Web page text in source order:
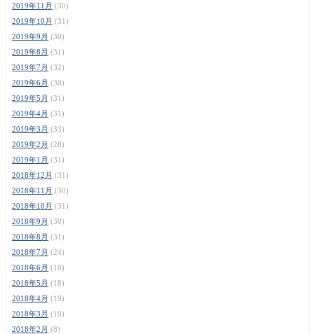
2019年11月 (30)
2019年10月 (31)
2019年9月 (30)
2019年8月 (31)
2019年7月 (32)
2019年6月 (30)
2019年5月 (31)
2019年4月 (31)
2019年3月 (33)
2019年2月 (28)
2019年1月 (31)
2018年12月 (31)
2018年11月 (30)
2018年10月 (31)
2018年9月 (30)
2018年8月 (31)
2018年7月 (24)
2018年6月 (10)
2018年5月 (18)
2018年4月 (19)
2018年3月 (10)
2018年2月 (8)